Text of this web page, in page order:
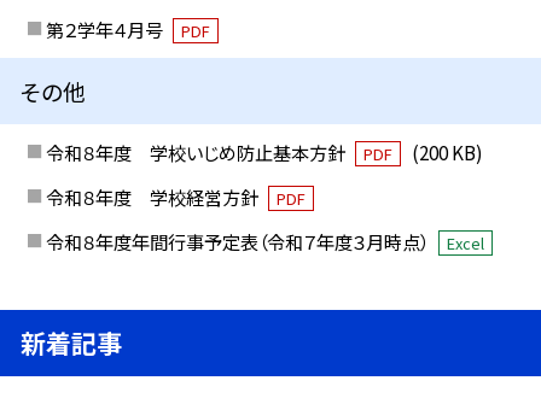
第２学年４月号 PDF
その他
令和８年度 学校いじめ防止基本方針 PDF
(200 KB)
令和８年度 学校経営方針
PDF
令和８年度年間行事予定表（令和７年度３月時点） Excel
新着記事